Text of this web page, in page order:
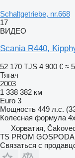
Schaltgetriebe, nr.668
17
ВИДЕО
Scania R440,
52 170 TJS 4 900 € ≈
Тягач
2003
1 338 382 км
Euro 3
Мощность 449 л.с.
Колесная формула
Хорватия,
TS PROM
Связаться с